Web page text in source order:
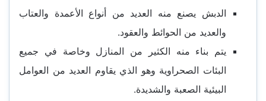
الدبش يصنع منه العديد من أنواع الأعمدة والعتاب
والعديد من الحوائط والعقود.
يتم بناء منه الكثير من المنازل وخاصة في جميع
البئات الصحراوية وهو الذي يقاوم العديد من العوامل
البيئية الصعبة والشديدة.